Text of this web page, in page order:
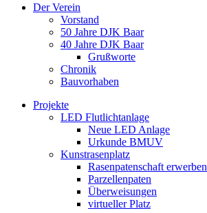
Der Verein
Vorstand
50 Jahre DJK Baar
40 Jahre DJK Baar
Grußworte
Chronik
Bauvorhaben
Projekte
LED Flutlichtanlage
Neue LED Anlage
Urkunde BMUV
Kunstrasenplatz
Rasenpatenschaft erwerben
Parzellenpaten
Überweisungen
virtueller Platz